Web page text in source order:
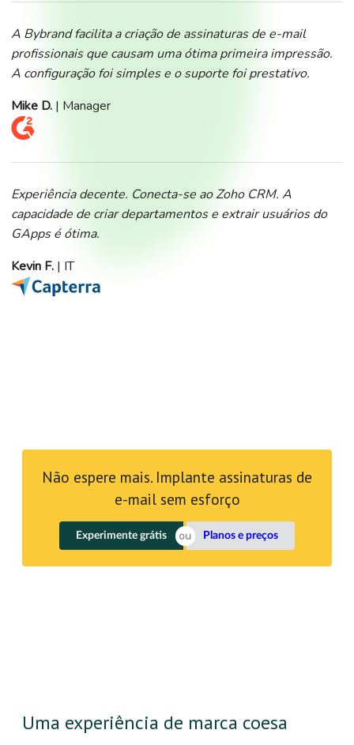
A Bybrand facilita a criação de assinaturas de e-mail
profissionais que causam uma ótima primeira impressão.
A configuração foi simples e o suporte foi prestativo.
Mike D. | Manager
Experiência decente. Conecta-se ao Zoho CRM. A
capacidade de criar departamentos e extrair usuários do
GApps é ótima.
Kevin F. | IT
Não espere mais. Implante assinaturas de
e-mail sem esforço
Experimente grátis Planos e preços
Uma experiência de marca coesa